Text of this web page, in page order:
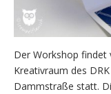
Der Workshop findet
Kreativraum des
Dammstraße statt.